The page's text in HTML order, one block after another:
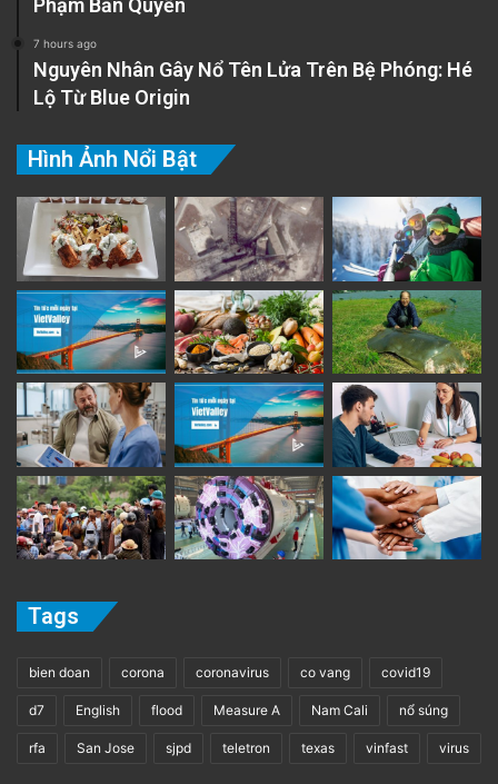
Phạm Bản Quyền
7 hours ago
Nguyên Nhân Gây Nổ Tên Lửa Trên Bệ Phóng: Hé
Lộ Từ Blue Origin
Hình Ảnh Nổi Bật
Tags
bien doan corona coronavirus co vang covid19
d7 English flood Measure A Nam Cali nổ súng
rfa San Jose sjpd teletron texas vinfast virus